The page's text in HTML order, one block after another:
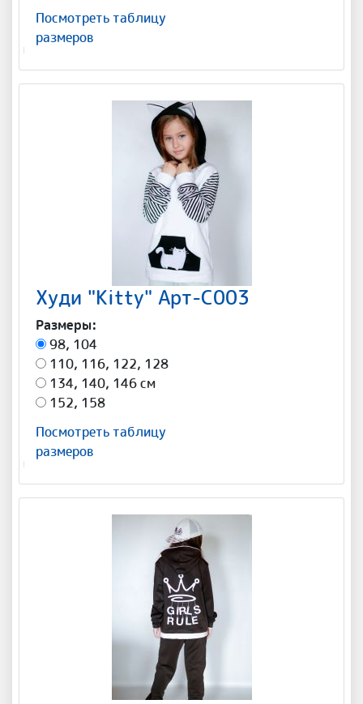
Посмотреть таблицу
размеров
Худи "Kitty" Арт-С003
Размеры:
98, 104
110, 116, 122, 128
134, 140, 146 см
152, 158
Посмотреть таблицу
размеров